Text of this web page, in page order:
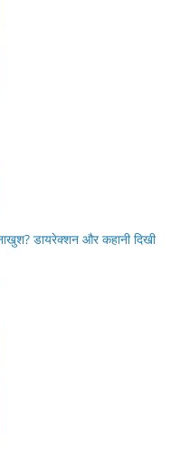
डायरेक्शन और कहानी दिखी